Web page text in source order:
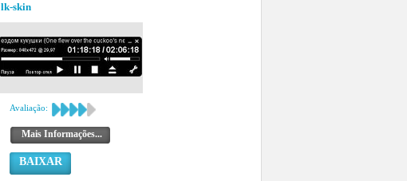
lk-skin
Avaliação:
Mais Informações...
BAIXAR